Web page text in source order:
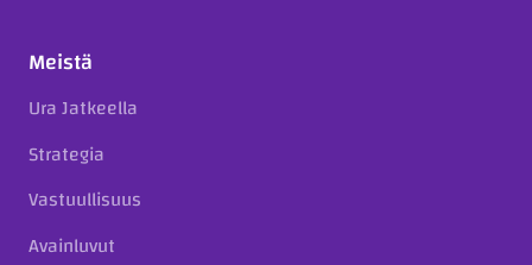
Meistä
Ura Jatkeella
Strategia
Vastuullisuus
Avainluvut